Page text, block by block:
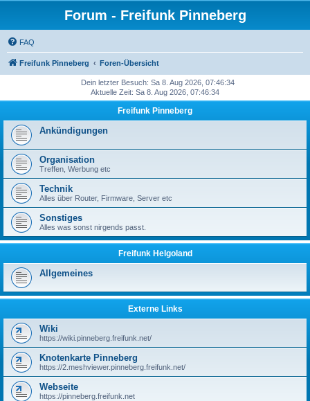
Forum - Freifunk Pinneberg
FAQ
Freifunk Pinneberg Foren-Übersicht
Dein letzter Besuch: Sa 8. Aug 2026, 07:46:34
Aktuelle Zeit: Sa 8. Aug 2026, 07:46:34
Freifunk Pinneberg
Ankündigungen
Organisation
Treffen, Werbung etc
Technik
Alles über Router, Firmware, Server etc
Sonstiges
Alles was sonst nirgends passt.
Freifunk Helgoland
Allgemeines
Externe Links
Wiki
https://wiki.pinneberg.freifunk.net/
Knotenkarte Pinneberg
https://2.meshviewer.pinneberg.freifunk.net/
Webseite
https://pinneberg.freifunk.net